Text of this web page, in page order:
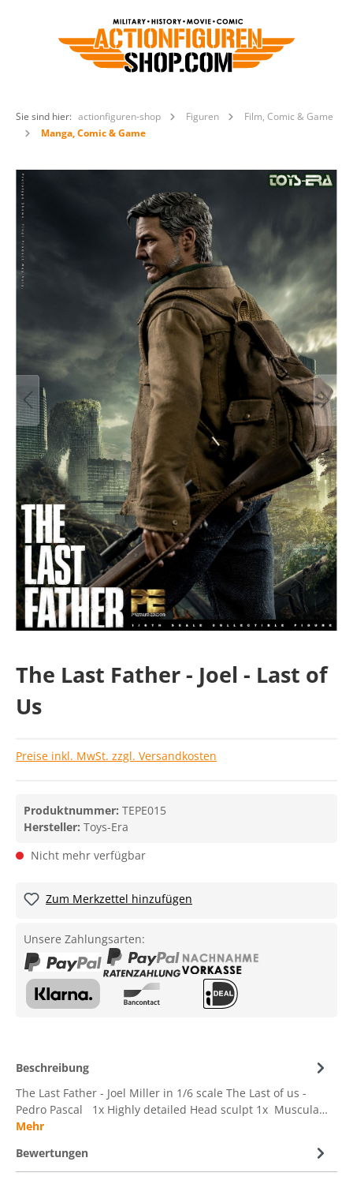
Sie sind hier: actionfiguren-shop Figuren
Film, Comic & Game
Manga, Comic & Game
The Last Father - Joel - Last of
Us
Preise inkl. MwSt. zzgl. Versandkosten
Produktnummer: TEPE015
Hersteller: Toys-Era
Nicht mehr verfügbar
Zum Merkzettel hinzufügen
Unsere Zahlungsarten:
Beschreibung
The Last Father - Joel Miller in 1/6 scale The Last of us -
Pedro Pascal 1x Highly detailed Head sculpt 1x Muscula…
Mehr
Bewertungen